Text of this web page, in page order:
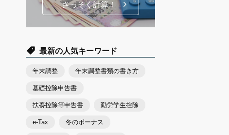
さっそく計算！
最新の人気キーワード
年末調整 年末調整書類の書き方
基礎控除申告書
扶養控除等申告書 勤労学生控除
e-Tax 冬のボーナス